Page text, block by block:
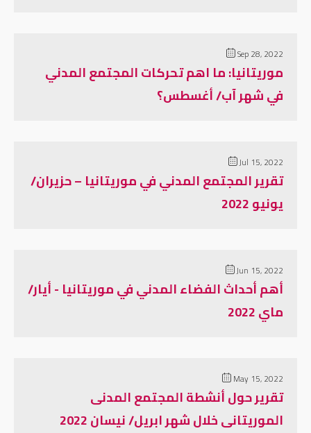
Sep 28, 2022
موريتانيا: ما اهم تحركات المجتمع المدني
في شهر آب/ أغسطس؟
Jul 15, 2022
تقرير المجتمع المدني في موريتانيا – حزيران/
يونيو 2022
Jun 15, 2022
أهم أحداث الفضاء المدني في موريتانيا - أيار/
ماي 2022
May 15, 2022
تقرير حول أنشطة المجتمع المدنى
الموريتانى خلال شهر ابريل/ نيسان 2022